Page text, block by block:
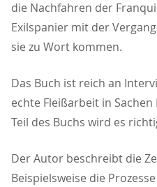
die Nachfahren der
Exilspanier mit der
sie zu Wort kommen.
Das Buch ist reich an
echte Fleißarbeit in
Teil des Buchs wird es
Der Autor beschreibt die
Beispielsweise die